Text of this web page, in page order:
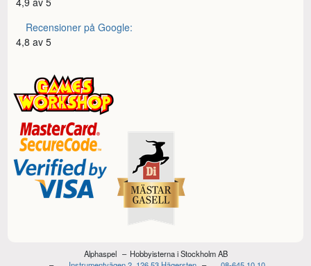
Recensioner på Google:
4,8 av 5
Alphaspel
Hobbyisterna i Stockholm AB